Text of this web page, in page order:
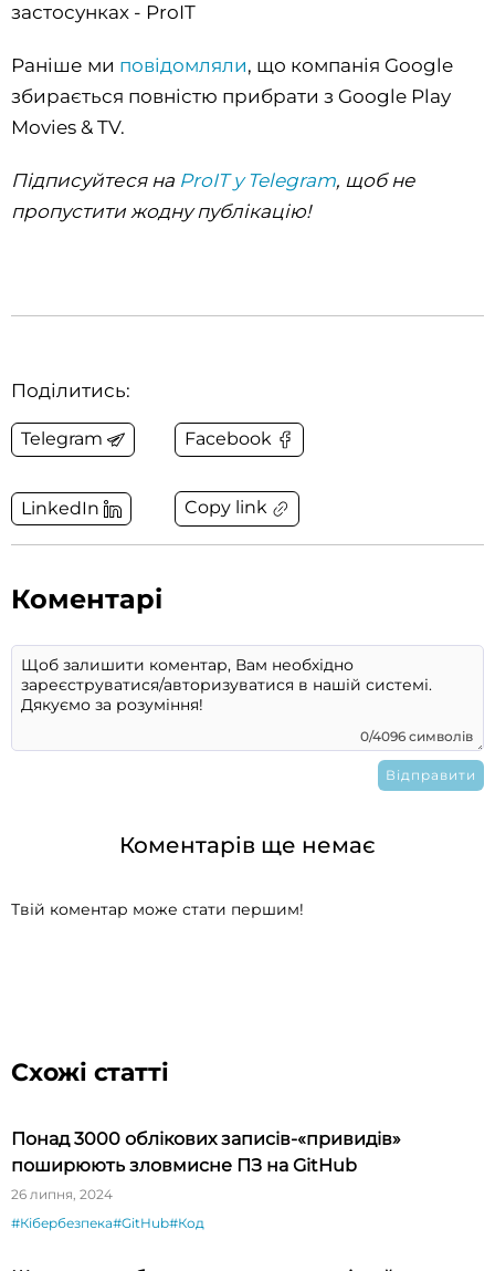
Раніше ми повідомляли, що компанія Google
збирається повністю прибрати з Google Play
Movies & TV.
Підписуйтеся на ProIT у Telegram, щоб не
пропустити жодну публікацію!
Поділитись:
Telegram Facebook
LinkedIn Copy link
Коментарі
0/4096 символів
Коментарів ще немає
Твій коментар може стати першим!
Схожі статті
Понад 3000 облікових записів-«привидів»
поширюють зловмисне ПЗ на GitHub
26 липня, 2024
#Кібербезпека#GitHub#Код